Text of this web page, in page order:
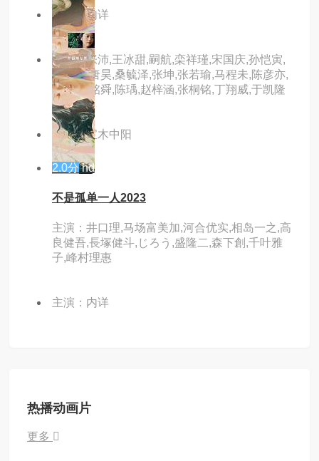
主演：内详
主演：张沛,王冰甜,嗣航,栾祥瑾,宋国庆,孙恺寅,
黄进泽,唐昊,桑毓泽,张坤,张若瑜,马程未,陈彦亦,
苗洋,姚铭舜,陈瑀,赵梓涵,张桐铭,丁翔威,于凯隆
主演：宝木中阳
2.0分 hd
不是孤单一人2023
主演：井口理,马场富美加,河合优实,相岛一之,高
良健吾,長塚健斗,じろう,盛隆二,森下創,千叶雅
子,峰村理惠
主演：内详
热播动画片
更多